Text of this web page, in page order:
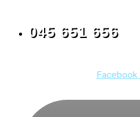
045 651 656
Facebook